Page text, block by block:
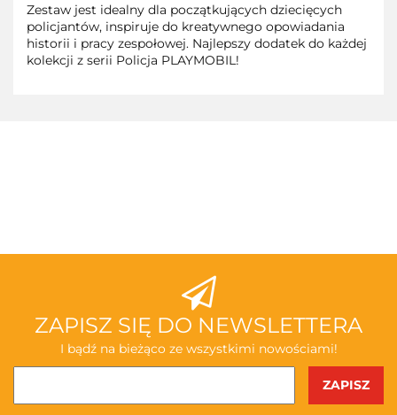
Zestaw jest idealny dla początkujących dziecięcych
policjantów, inspiruje do kreatywnego opowiadania
historii i pracy zespołowej. Najlepszy dodatek do każdej
kolekcji z serii Policja PLAYMOBIL!
ABAKUS
ZAPISZ SIĘ DO NEWSLETTERA
I bądź na bieżąco ze wszystkimi nowościami!